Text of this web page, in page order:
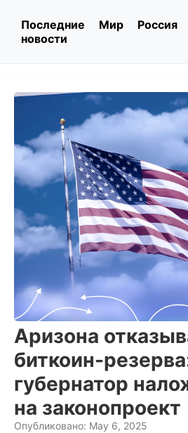
Последние
новости
Мир Россия
Аризона
биткоин-
губернатор
на законопроект
Опубликовано: May 6, 2025